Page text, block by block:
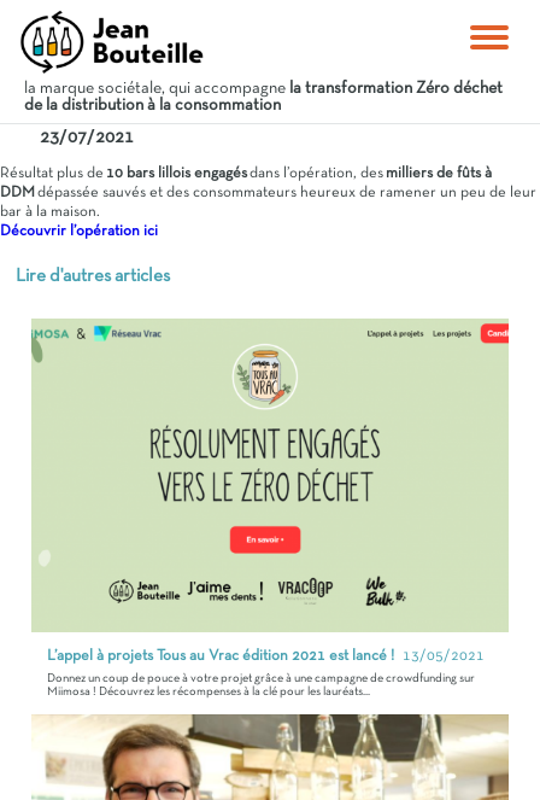
la marque sociétale, qui accompagne la transformation Zéro déchet
de la distribution à la consommation
23/07/2021
Résultat plus de 10 bars lillois engagésdans l’opération, des milliers de fûts à
DDM dépassée sauvés et des consommateurs heureux de ramener un peu de leur
bar à la maison.
Découvrir l’opération ici
Lire d'autres articles
L’appel à projets Tous au Vrac édition 2021 est lancé ! 13/05/2021
Donnez un coup de pouce à votre projet grâce à une campagne de crowdfunding sur
Miimosa ! Découvrez les récompenses à la clé pour les lauréats...